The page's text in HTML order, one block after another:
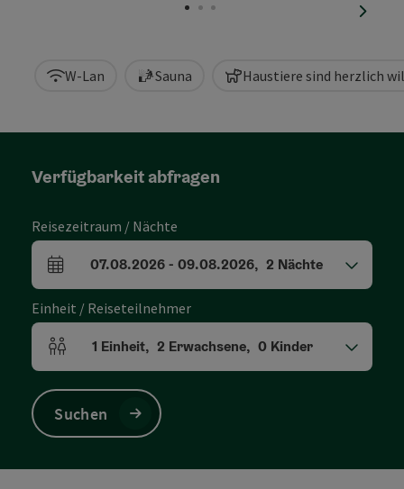
W-Lan Sauna Haustiere sind herzlich
Verfügbarkeit abfragen
Reisezeitraum / Nächte
An- und Abreisefelder
07.08.2026- 09.08.2026, 2 Nächte
Einheit / Reiseteilnehmer
Einheitenanzahl und Personenfelder
1 Einheit, 2 Erwachsene, 0 Kinder
Suchen